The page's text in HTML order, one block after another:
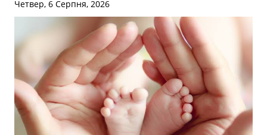
Четвер, 6 Серпня, 2026